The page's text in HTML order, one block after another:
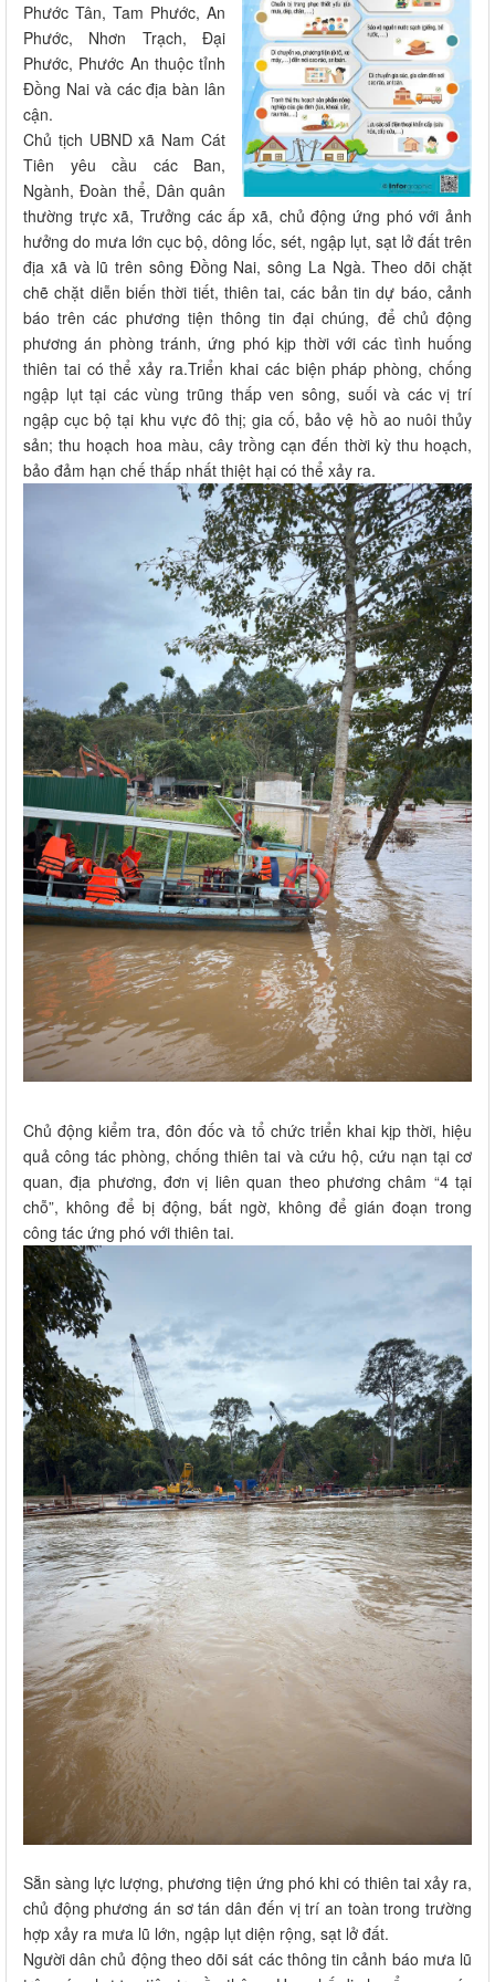
Phước Tân, Tam Phước, An
Phước, Nhơn Trạch, Đại
Phước, Phước An thuộc tỉnh
Đồng Nai và các địa bàn lân
cận.
Chủ tịch UBND xã Nam Cát
Tiên yêu cầu các Ban,
Ngành, Đoàn thể, Dân quân
thường trực xã, Trưởng các ấp xã, chủ động ứng phó với ảnh
hưởng do mưa lớn cục bộ, dông lốc, sét, ngập lụt, sạt lở đất trên
địa xã và lũ trên sông Đồng Nai, sông La Ngà. Theo dõi chặt
chẽ chặt diễn biến thời tiết, thiên tai, các bản tin dự báo, cảnh
báo trên các phương tiện thông tin đại chúng, để chủ động
phương án phòng tránh, ứng phó kịp thời với các tình huống
thiên tai có thể xảy ra.Triển khai các biện pháp phòng, chống
ngập lụt tại các vùng trũng thấp ven sông, suối và các vị trí
ngập cục bộ tại khu vực đô thị; gia cố, bảo vệ hồ ao nuôi thủy
sản; thu hoạch hoa màu, cây trồng cạn đến thời kỳ thu hoạch,
bảo đảm hạn chế thấp nhất thiệt hại có thể xảy ra.
Chủ động kiểm tra, đôn đốc và tổ chức triển khai kịp thời, hiệu
quả công tác phòng, chống thiên tai và cứu hộ, cứu nạn tại cơ
quan, địa phương, đơn vị liên quan theo phương châm “4 tại
chỗ”, không để bị động, bất ngờ, không để gián đoạn trong
công tác ứng phó với thiên tai.
Sẵn sàng lực lượng, phương tiện ứng phó khi có thiên tai xảy ra,
chủ động phương án sơ tán dân đến vị trí an toàn trong trường
hợp xảy ra mưa lũ lớn, ngập lụt diện rộng, sạt lở đất.
Người dân chủ động theo dõi sát các thông tin cảnh báo mưa lũ